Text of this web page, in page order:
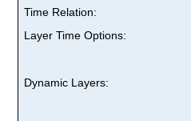
Time Relation:
Layer Time Options:
Dynamic Layers: